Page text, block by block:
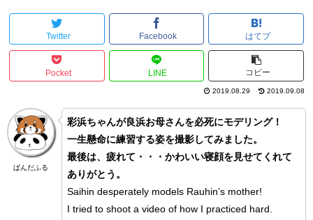
Twitter Facebook はてブ
Pocket LINE コピー
2019.09.08
2019.08.29
ぱんだふる
彩浜ちゃんが良浜お母さんを必死にモデリング！
一生懸命に練習する姿を撮影してみました。
最後は、疲れて・・・かわいい寝顔を見せてくれて
ありがとう。
Saihin desperately models Rauhin’s mother!
I tried to shoot a video of how I practiced hard.